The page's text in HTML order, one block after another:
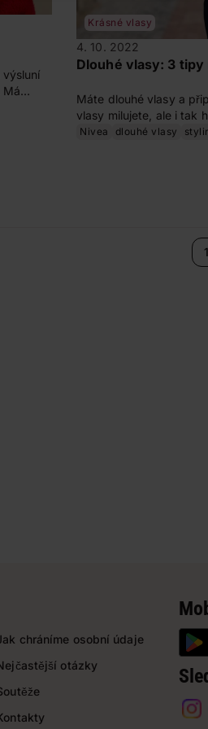
Má
vlnitá
Krásné vlasy
4. 10. 2022
Dlouhé vlasy: 3
Máte dlouhé vlasy a
vlasy milujete, ale i tak
Pokud se nechcete
Nivea dlouhé vlasy
1
chráníme osobní údaje
otázky